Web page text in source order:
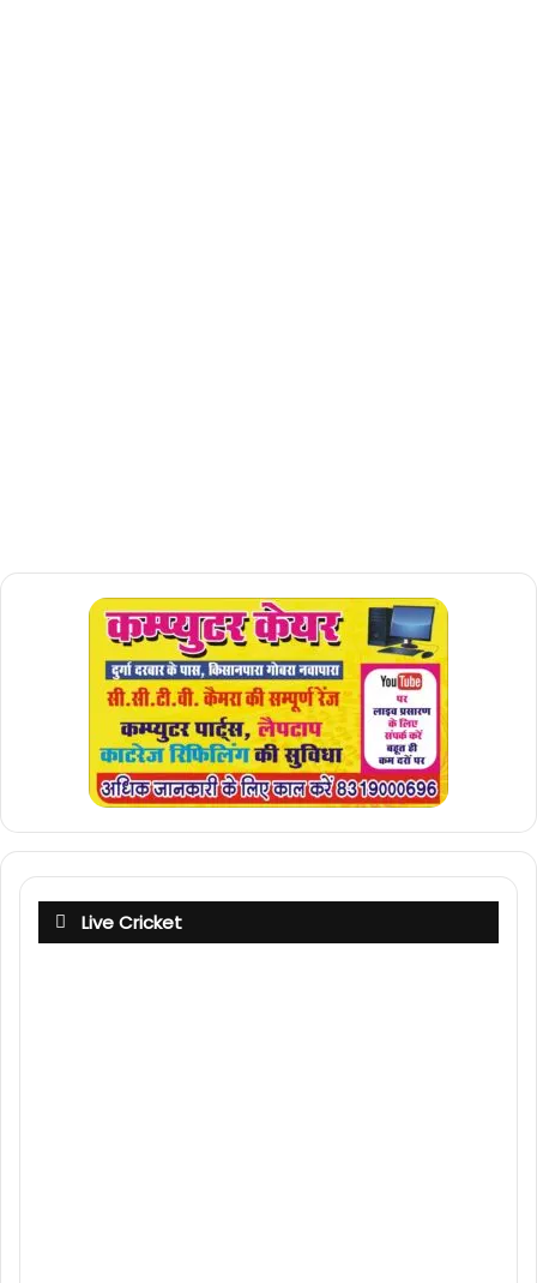
Live Cricket